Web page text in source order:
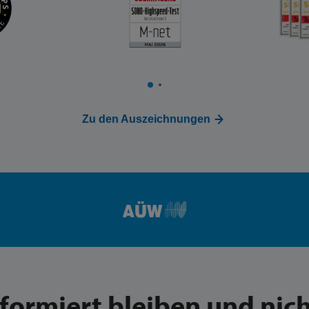
Zu den Auszeichnungen